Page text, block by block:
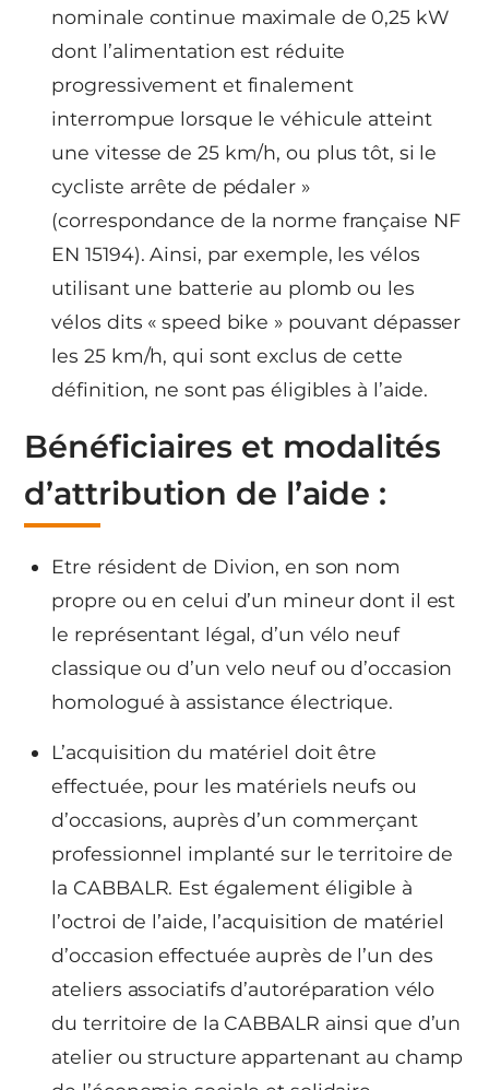
nominale continue maximale de 0,25 kW
dont l’alimentation est réduite
progressivement et finalement
interrompue lorsque le véhicule atteint
une vitesse de 25 km/h, ou plus tôt, si le
cycliste arrête de pédaler »
(correspondance de la norme française NF
EN 15194). Ainsi, par exemple, les vélos
utilisant une batterie au plomb ou les
vélos dits « speed bike » pouvant dépasser
les 25 km/h, qui sont exclus de cette
définition, ne sont pas éligibles à l’aide.
Bénéficiaires et modalités
d’attribution de l’aide :
Etre résident de Divion, en son nom
propre ou en celui d’un mineur dont il est
le représentant légal, d’un vélo neuf
classique ou d’un velo neuf ou d’occasion
homologué à assistance électrique.
L’acquisition du matériel doit être
effectuée, pour les matériels neufs ou
d’occasions, auprès d’un commerçant
professionnel implanté sur le territoire de
la CABBALR. Est également éligible à
l’octroi de l’aide, l’acquisition de matériel
d’occasion effectuée auprès de l’un des
ateliers associatifs d’autoréparation vélo
du territoire de la CABBALR ainsi que d’un
atelier ou structure appartenant au champ